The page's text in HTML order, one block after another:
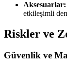
Aksesuarlar:
etkileşimli
Riskler ve
Güvenlik ve